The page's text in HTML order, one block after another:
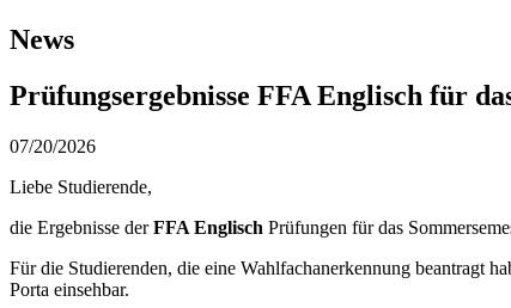
News
Prüfungsergebnisse FFA Englisch für
07/20/2026
Liebe Studierende,
die Ergebnisse derFFA Englisch Prüfungen für das
Für die Studierenden, die eine Wahlfachanerkennung beantragt
Porta einsehbar.